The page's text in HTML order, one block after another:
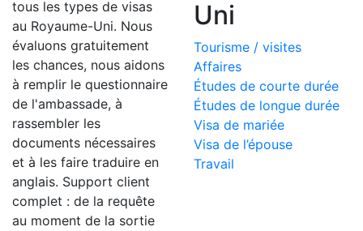
tous les types de visas
au Royaume-Uni. Nous
évaluons gratuitement
les chances, nous aidons
à remplir le questionnaire
de l'ambassade, à
rassembler les
documents nécessaires
et à les faire traduire en
anglais. Support client
complet : de la requête
au moment de la sortie
Uni
Tourisme / visites
Affaires
Études de courte durée
Études de longue durée
Visa de mariée
Visa de l’épouse
Travail